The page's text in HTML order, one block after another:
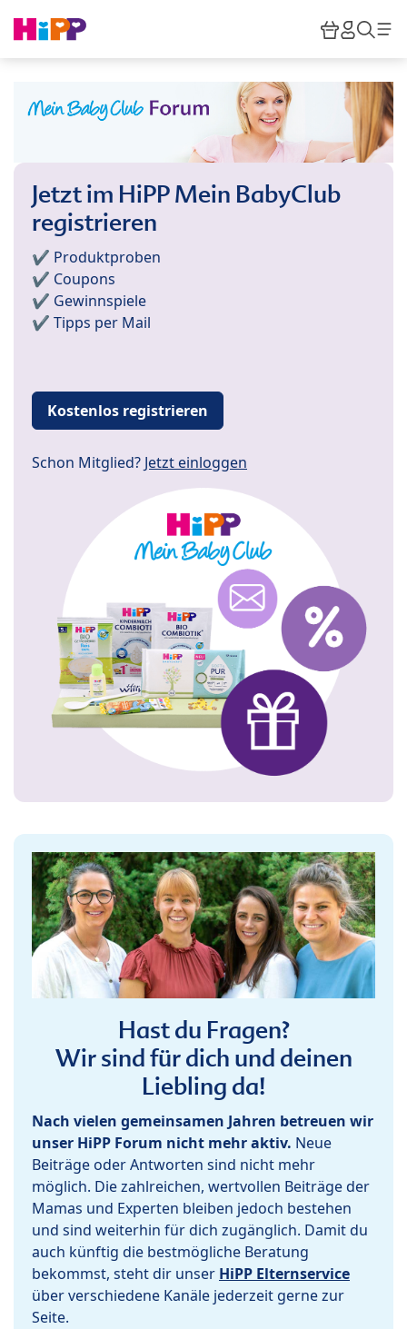
HiPP
Jetzt im HiPP Mein BabyClub
registrieren
✔️ Produktproben
✔️ Coupons
✔️ Gewinnspiele
✔️ Tipps per Mail
Kostenlos registrieren
Schon Mitglied? Jetzt einloggen
Hast du Fragen?
Wir sind für dich und deinen
Liebling da!
Nach vielen gemeinsamen Jahren betreuen wir
unser HiPP Forum nicht mehr aktiv. Neue
Beiträge oder Antworten sind nicht mehr
möglich. Die zahlreichen, wertvollen Beiträge der
Mamas und Experten bleiben jedoch bestehen
und sind weiterhin für dich zugänglich. Damit du
auch künftig die bestmögliche Beratung
bekommst, steht dir unser HiPP Elternservice
über verschiedene Kanäle jederzeit gerne zur
Seite.